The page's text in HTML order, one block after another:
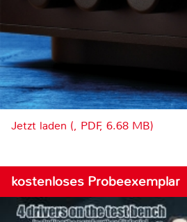
Jetzt laden (, PDF, 6.68 MB)
kostenloses Probeexemplar